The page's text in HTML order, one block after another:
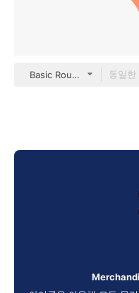
Basic Rounded Flat